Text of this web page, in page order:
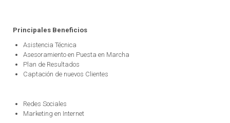
Principales Beneficios
Asistencia Técnica
Asesoramiento en Puesta en Marcha
Plan de Resultados
Captación de nuevos Clientes
Redes Sociales
Marketing en Internet